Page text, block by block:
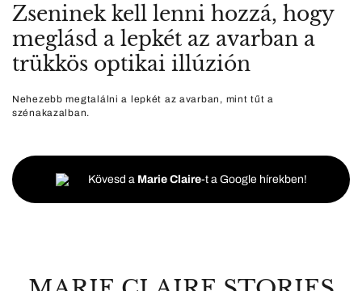
Zseninek kell lenni hozzá, hogy
meglásd a lepkét az avarban a
trükkös optikai illúzión
Nehezebb megtalálni a lepkét az avarban, mint tűt a
szénakazalban.
Kövesd a Marie Claire-t a Google hírekben!